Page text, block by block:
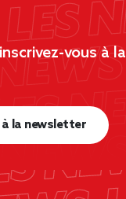
vous à la
à la newsletter